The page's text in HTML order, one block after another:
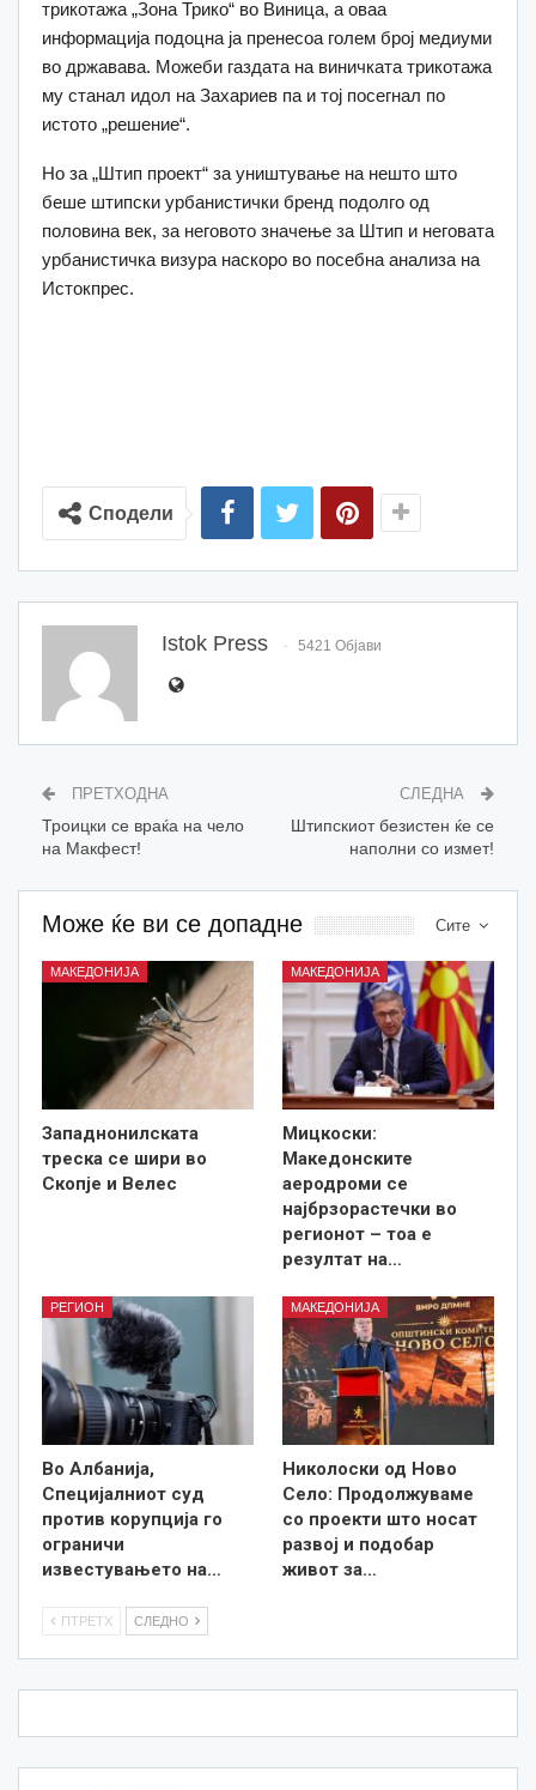
трикотажа „Зона Трико“ во Виница, а оваа
информација подоцна ја пренесоа голем број медиуми
во државава. Можеби газдата на виничката трикотажа
му станал идол на Захариев па и тој посегнал по
истото „решение“.
Но за „Штип проект“ за уништување на нешто што
беше штипски урбанистички бренд подолго од
половина век, за неговото значење за Штип и неговата
урбанистичка визура наскоро во посебна анализа на
Истокпрес.
Сподели
Istok Press 5421 Објави
ПРЕТХОДНА
Троицки се враќа на чело
на Макфест!
СЛЕДНА
Штипскиот безистен ќе се
наполни со измет!
Сите
Може ќе ви се допадне
МАКЕДОНИЈА
Западнонилската
треска се шири во
Скопје и Велес
МАКЕДОНИЈА
Мицкоски:
Македонските
аеродроми се
најбрзорастечки во
регионот – тоа е
резултат на…
РЕГИОН
Во Албанија,
Специјалниот суд
против корупција го
ограничи
известувањето на…
МАКЕДОНИЈА
Николоски од Ново
Село: Продолжуваме
со проекти што носат
развој и подобар
живот за…
ПТРЕТХ СЛЕДНО